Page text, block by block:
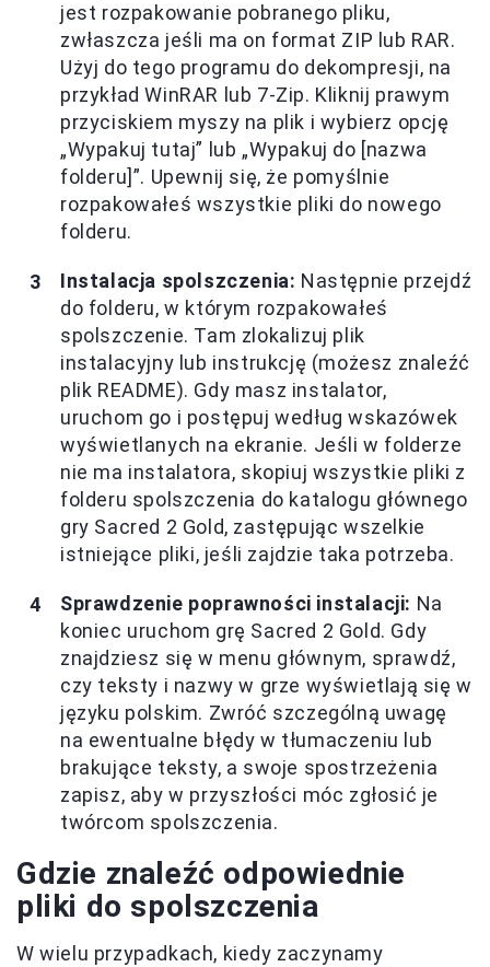
jest rozpakowanie pobranego pliku,
zwłaszcza jeśli ma on format ZIP lub RAR.
Użyj do tego programu do dekompresji, na
przykład WinRAR lub 7-Zip. Kliknij prawym
przyciskiem myszy na plik i wybierz opcję
„Wypakuj tutaj” lub „Wypakuj do [nazwa
folderu]”. Upewnij się, że pomyślnie
rozpakowałeś wszystkie pliki do nowego
folderu.
Instalacja spolszczenia: Następnie przejdź
do folderu, w którym rozpakowałeś
spolszczenie. Tam zlokalizuj plik
instalacyjny lub instrukcję (możesz znaleźć
plik README). Gdy masz instalator,
uruchom go i postępuj według wskazówek
wyświetlanych na ekranie. Jeśli w folderze
nie ma instalatora, skopiuj wszystkie pliki z
folderu spolszczenia do katalogu głównego
gry Sacred 2 Gold, zastępując wszelkie
istniejące pliki, jeśli zajdzie taka potrzeba.
Sprawdzenie poprawności instalacji: Na
koniec uruchom grę Sacred 2 Gold. Gdy
znajdziesz się w menu głównym, sprawdź,
czy teksty i nazwy w grze wyświetlają się w
języku polskim. Zwróć szczególną uwagę
na ewentualne błędy w tłumaczeniu lub
brakujące teksty, a swoje spostrzeżenia
zapisz, aby w przyszłości móc zgłosić je
twórcom spolszczenia.
Gdzie znaleźć odpowiednie
pliki do spolszczenia
W wielu przypadkach, kiedy zaczynamy